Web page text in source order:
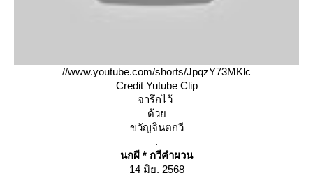
//www.youtube.com/shorts/JpqzY73MKlc
Credit Yutube Clip
จารึกไว้
ด้ว
ขวัญจินตกวี
.
นกผี * กวีคำผวน
14 มิย. 2568